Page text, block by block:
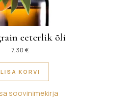
eeterlik õli
7,30 €
LISA KORVI
soovinimekirja